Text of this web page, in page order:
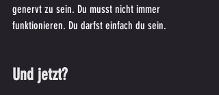
genervt zu sein. Du musst nicht immer
funktionieren. Du darfst einfach du sein.
Und jetzt?